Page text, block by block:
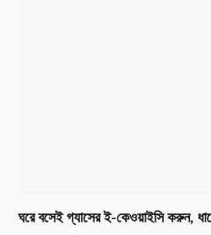
ঘরে বসেই গ্যাসের ই-কেওয়াইসি করুন,